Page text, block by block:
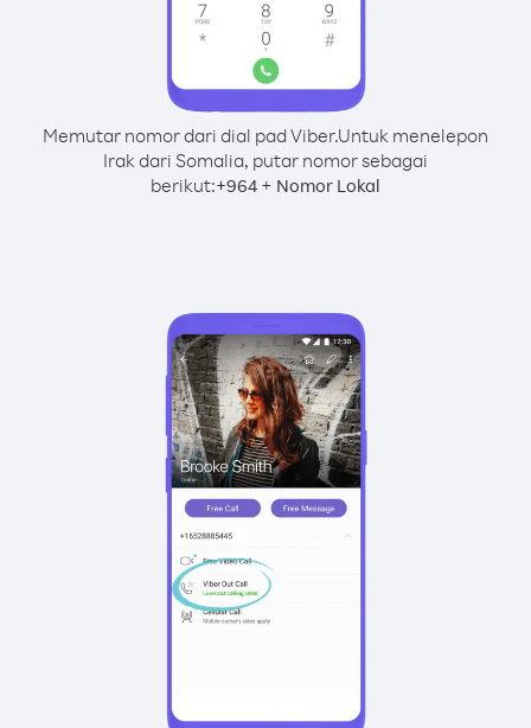
Memutar nomor dari dial pad Viber.Untuk menelepon
Irak dari Somalia, putar nomor sebagai
berikut:+964 + Nomor Lokal